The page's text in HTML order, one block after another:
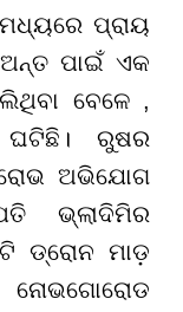
ପ୍ରାୟ
ଅନ୍ତ ପାଇଁ ଏକ
ବେଳେ ,
ରୁଷର
ଅଭିଯୋଗ
ଭ୍ଲାଦିମିର
ଡ୍ରୋନ ମାଡ଼